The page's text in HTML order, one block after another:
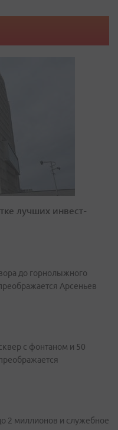
лучших инвест-
до горнолыжного
Арсеньев
с фонтаном и 50
2 миллионов и служебное